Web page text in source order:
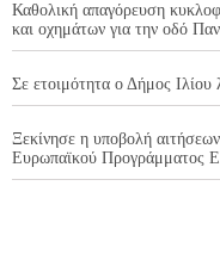
Καθολική απαγόρευση
και οχημάτων για την οδό
Σε ετοιμότητα ο Δήμος
Ξεκίνησε η υποβολή
Ευρωπαϊκού Προγράμματος